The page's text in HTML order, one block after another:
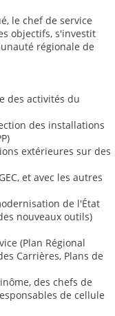
le chef de service
objectifs, s'investit
régionale de
des activités du
des installations
extérieures sur des
et avec les autres
de l'État
nouveaux outils)
(Plan Régional
Carrières, Plans de
des chefs de
de cellule